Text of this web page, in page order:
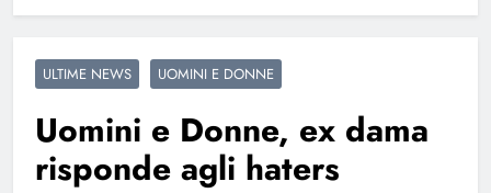
ULTIME NEWS UOMINI E DONNE
Uomini e Donne, ex dama
risponde agli haters